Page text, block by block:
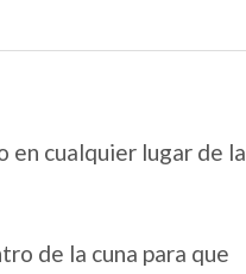
en cualquier lugar de la
de la cuna para que